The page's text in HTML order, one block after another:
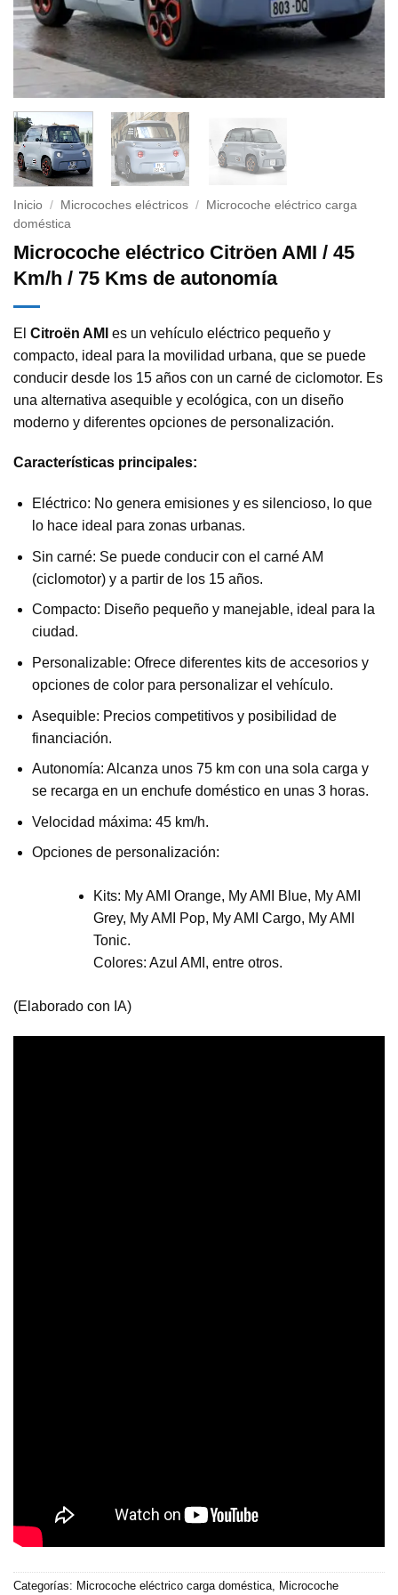
Inicio / Microcoches eléctricos /
Microcoche eléctrico carga
doméstica
Microcoche eléctrico Citröen AMI / 45
Km/h / 75 Kms de autonomía
El Citroën AMI es un vehículo eléctrico pequeño y
compacto, ideal para la movilidad urbana, que se puede
conducir desde los 15 años con un carné de ciclomotor. Es
una alternativa asequible y ecológica, con un diseño
moderno y diferentes opciones de personalización.
Características principales:
Eléctrico: No genera emisiones y es silencioso, lo que
lo hace ideal para zonas urbanas.
Sin carné: Se puede conducir con el carné AM
(ciclomotor) y a partir de los 15 años.
Compacto: Diseño pequeño y manejable, ideal para la
ciudad.
Personalizable: Ofrece diferentes kits de accesorios y
opciones de color para personalizar el vehículo.
Asequible: Precios competitivos y posibilidad de
financiación.
Autonomía: Alcanza unos 75 km con una sola carga y
se recarga en un enchufe doméstico en unas 3 horas.
Velocidad máxima: 45 km/h.
Opciones de personalización:
Kits: My AMI Orange, My AMI Blue, My AMI
Grey, My AMI Pop, My AMI Cargo, My AMI
Tonic.
Colores: Azul AMI, entre otros.
(Elaborado con IA)
Categorías: Microcoche eléctrico carga doméstica, Microcoche